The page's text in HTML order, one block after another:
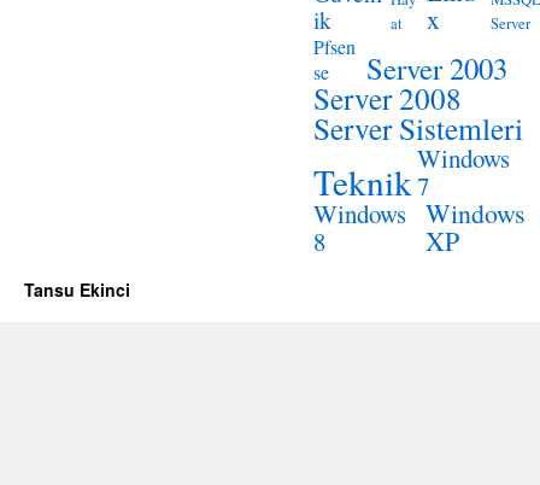
ik
at
x
Server
Pfsen
se
Server 2003
Server 2008
Server Sistemleri
TeknikWindows
7
Windows
8
Windows
XP
Tansu Ekinci